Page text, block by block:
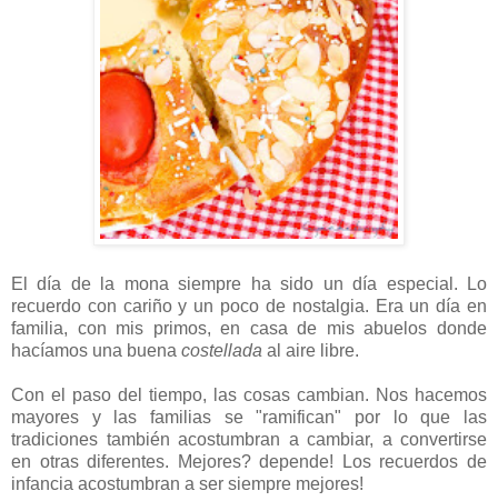
El día de la mona siempre ha sido un día especial. Lo
recuerdo con cariño y un poco de nostalgia. Era un día en
familia, con mis primos, en casa de mis abuelos donde
hacíamos una buena costellada al aire libre.
Con el paso del tiempo, las cosas cambian. Nos hacemos
mayores y las familias se "ramifican" por lo que las
tradiciones también acostumbran a cambiar, a convertirse
en otras diferentes. Mejores? depende! Los recuerdos de
infancia acostumbran a ser siempre mejores!